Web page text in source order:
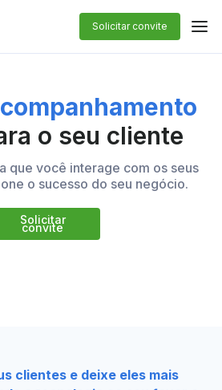
Solicitar convite
o seu cliente
que você interage com os seus
o sucesso do seu negócio.
Solicitar
convite
clientes e deixe eles mais